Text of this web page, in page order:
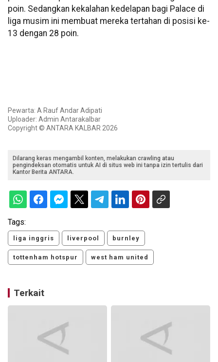
poin. Sedangkan kekalahan kedelapan bagi Palace di
liga musim ini membuat mereka tertahan di posisi ke-
13 dengan 28 poin.
Pewarta: A Rauf Andar Adipati
Uploader: Admin Antarakalbar
Copyright © ANTARA KALBAR 2026
Dilarang keras mengambil konten, melakukan crawling atau
pengindeksan otomatis untuk AI di situs web ini tanpa izin tertulis dari
Kantor Berita ANTARA.
Tags:
liga inggris liverpool burnley
tottenham hotspur west ham united
Terkait